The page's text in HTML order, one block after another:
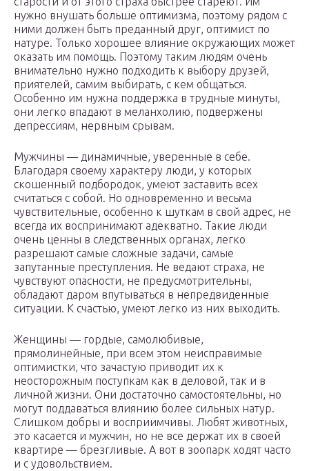
нужно внушать больше оптимизма, поэтому рядом с
ними должен быть преданный друг, оптимист по
натуре. Только хорошее влияние окружающих может
оказать им помощь. Поэтому таким людям очень
внимательно нужно подходить к выбору друзей,
приятелей, самим выбирать, с кем общаться.
Особенно им нужна поддержка в трудные минуты,
они легко впадают в меланхолию, подвержены
депрессиям, нервным срывам.
Мужчины — динамичные, уверенные в себе.
Благодаря своему характеру люди, у которых
скошенный подбородок, умеют заставить всех
считаться с собой. Но одновременно и весьма
чувствительные, особенно к шуткам в свой адрес, не
всегда их воспринимают адекватно. Такие люди
очень ценны в следственных органах, легко
разрешают самые сложные задачи, самые
запутанные преступления. Не ведают страха, не
чувствуют опасности, не предусмотрительны,
обладают даром впутываться в непредвиденные
ситуации. К счастью, умеют легко из них выходить.
Женщины — гордые, самолюбивые,
прямолинейные, при всем этом неисправимые
оптимистки, что зачастую приводит их к
неосторожным поступкам как в деловой, так и в
личной жизни. Они достаточно самостоятельны, но
могут поддаваться влиянию более сильных натур.
Слишком добры и восприимчивы. Любят животных,
это касается и мужчин, но не все держат их в своей
квартире — брезгливые. А вот в зоопарк ходят часто
и с удовольствием.